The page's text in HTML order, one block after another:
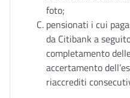
foto;
pensionati i cui
da Citibank a
completamento
accertamento
riaccrediti